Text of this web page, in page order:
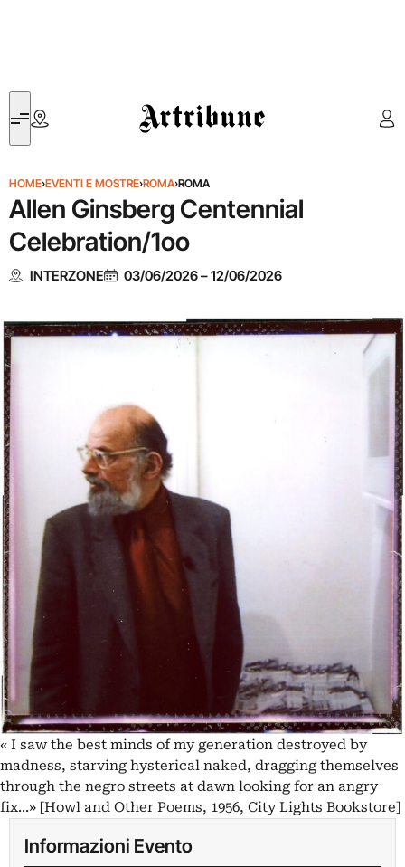
Artribune
HOME›EVENTI E MOSTRE›ROMA›ROMA
Allen Ginsberg Centennial
Celebration/1oo
INTERZONE 03/06/2026–12/06/2026
« I saw the best minds of my generation destroyed by
madness, starving hysterical naked, dragging themselves
through the negro streets at dawn looking for an angry
fix...» [Howl and Other Poems, 1956, City Lights Bookstore]
Informazioni Evento